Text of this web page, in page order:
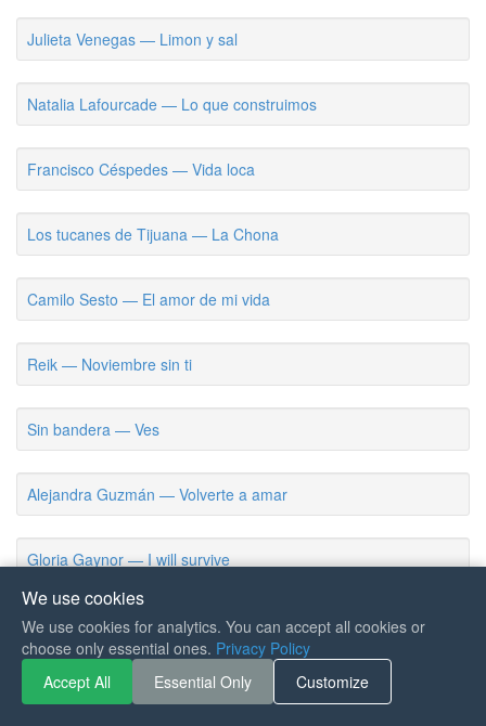
Julieta Venegas — Limon y sal
Natalia Lafourcade — Lo que construimos
Francisco Céspedes — Vida loca
Los tucanes de Tijuana — La Chona
Camilo Sesto — El amor de mi vida
Reik — Noviembre sin ti
Sin bandera — Ves
Alejandra Guzmán — Volverte a amar
Gloria Gaynor — I will survive
La sonora santanera — La boa
Rubén Blades — Pedro navajas
We use cookies
We use cookies for analytics. You can accept all cookies or
choose only essential ones. Privacy Policy
Accept All
Essential Only Customize